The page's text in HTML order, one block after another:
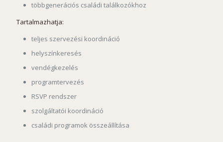
többgenerációs családi találkozókhoz
Tartalmazhatja:
teljes szervezési koordináció
helyszínkeresés
vendégkezelés
programtervezés
RSVP rendszer
szolgáltatói koordináció
családi programok összeállítása